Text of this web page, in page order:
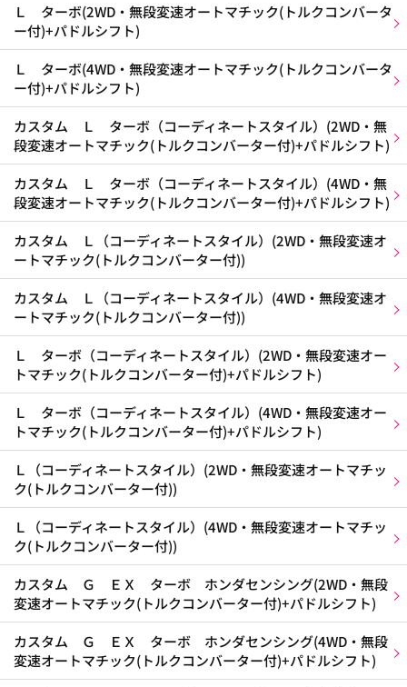
Ｌ ターボ(2WD・無段変速オートマチック(トルクコンバータ
ー付)+パドルシフト)
Ｌ ターボ(4WD・無段変速オートマチック(トルクコンバータ
ー付)+パドルシフト)
カスタム Ｌ ターボ（コーディネートスタイル）(2WD・無
段変速オートマチック(トルクコンバーター付)+パドルシフト)
カスタム Ｌ ターボ（コーディネートスタイル）(4WD・無
段変速オートマチック(トルクコンバーター付)+パドルシフト)
カスタム Ｌ（コーディネートスタイル）(2WD・無段変速オ
ートマチック(トルクコンバーター付))
カスタム Ｌ（コーディネートスタイル）(4WD・無段変速オ
ートマチック(トルクコンバーター付))
Ｌ ターボ（コーディネートスタイル）(2WD・無段変速オー
トマチック(トルクコンバーター付)+パドルシフト)
Ｌ ターボ（コーディネートスタイル）(4WD・無段変速オー
トマチック(トルクコンバーター付)+パドルシフト)
Ｌ（コーディネートスタイル）(2WD・無段変速オートマチッ
ク(トルクコンバーター付))
Ｌ（コーディネートスタイル）(4WD・無段変速オートマチッ
ク(トルクコンバーター付))
カスタム Ｇ ＥＸ ターボ ホンダセンシング(2WD・無段
変速オートマチック(トルクコンバーター付)+パドルシフト)
カスタム Ｇ ＥＸ ターボ ホンダセンシング(4WD・無段
変速オートマチック(トルクコンバーター付)+パドルシフト)